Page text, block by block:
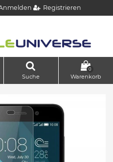
Registrieren
Suche
0
Warenkorb